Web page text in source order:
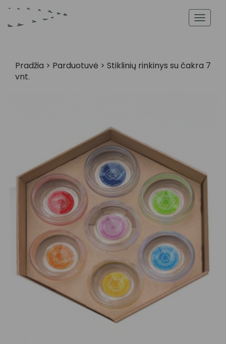
Pradžia > Parduotuvė > Stiklinių rinkinys su čakra 7
vnt.